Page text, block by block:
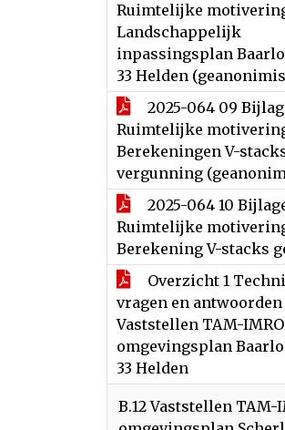
Ruimtelijke
Landschappelijk
inpassingsplan
33 Helden
2025-064 09
Ruimtelijke
Berekeningen V-
vergunning
2025-064 10
Ruimtelijke
Berekening V-stacks
Overzicht 1
vragen en
Vaststellen TAM-IMRO
omgevingsplan
33 Helden
B.12 Vaststellen TAM-